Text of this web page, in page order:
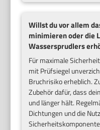
Willst du vor allem
minimieren oder die
Wassersprudlers
Für maximale
mit Prüfsiegel
Bruchrisiko erheblich.
Zubehör dafür, dass
und länger hält.
Dichtungen und die